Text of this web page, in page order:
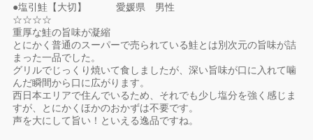
●塩引鮭【大切】 愛媛県 男性
☆☆☆☆
重厚な鮭の旨味が凝縮
とにかく普通のスーパーで売られている鮭とは別次元の旨味が詰
まった一品でした。
グリルでじっくり焼いて食しましたが、深い旨味が口に入れて噛
んだ瞬間から口に広がります。
西日本エリアで住んでいるため、それでも少し塩分を強く感じま
すが、とにかくほかのおかずは不要です。
声を大にして旨い！といえる逸品ですね。